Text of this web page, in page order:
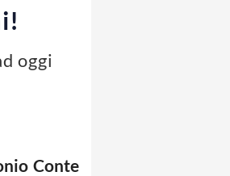
oggi
Conte